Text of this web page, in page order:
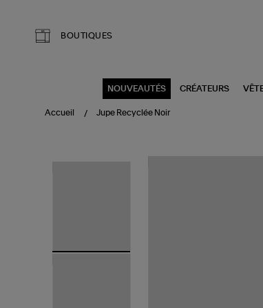
BOUTIQUES
NOUVEAUTÉS CRÉATEURS
Accueil Jupe Recyclée Noir